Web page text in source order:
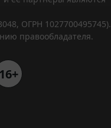
ОГРН 1027700495745).
правообладателя.
16+